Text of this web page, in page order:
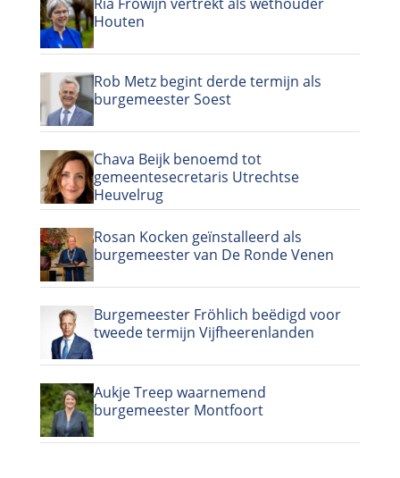
Houten
Rob Metz begint derde termijn als
burgemeester Soest
Chava Beijk benoemd tot
gemeentesecretaris Utrechtse
Heuvelrug
Rosan Kocken geïnstalleerd als
burgemeester van De Ronde Venen
Burgemeester Fröhlich beëdigd voor
tweede termijn Vijfheerenlanden
Aukje Treep waarnemend
burgemeester Montfoort